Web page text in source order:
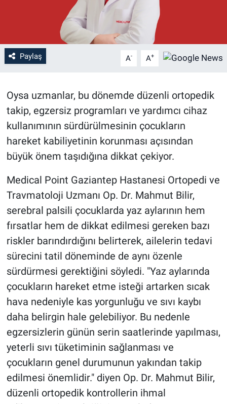
Paylaş A- A+
Oysa uzmanlar, bu dönemde düzenli ortopedik
takip, egzersiz programları ve yardımcı cihaz
kullanımının sürdürülmesinin çocukların
hareket kabiliyetinin korunması açısından
büyük önem taşıdığına dikkat çekiyor.
Medical Point Gaziantep Hastanesi Ortopedi ve
Travmatoloji Uzmanı Op. Dr. Mahmut Bilir,
serebral palsili çocuklarda yaz aylarının hem
fırsatlar hem de dikkat edilmesi gereken bazı
riskler barındırdığını belirterek, ailelerin tedavi
sürecini tatil döneminde de aynı özenle
sürdürmesi gerektiğini söyledi. "Yaz aylarında
çocukların hareket etme isteği artarken sıcak
hava nedeniyle kas yorgunluğu ve sıvı kaybı
daha belirgin hale gelebiliyor. Bu nedenle
egzersizlerin günün serin saatlerinde yapılması,
yeterli sıvı tüketiminin sağlanması ve
çocukların genel durumunun yakından takip
edilmesi önemlidir." diyen Op. Dr. Mahmut Bilir,
düzenli ortopedik kontrollerin ihmal